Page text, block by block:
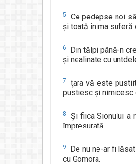
5
Ce pedepse noi
şi toată inima suferă
6
Din tălpi până-n
şi nealinate cu
7
ţara vă este
pustiesc şi nimicesc
8
Şi fiica Sionului a
împresurată.
9
De nu ne-ar fi
cu Gomora.